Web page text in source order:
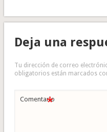
Deja una
Tu dirección de correo
obligatorios están marcados
Comentario
*